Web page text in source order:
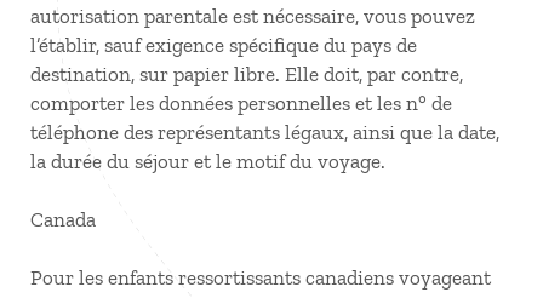
autorisation parentale est nécessaire, vous pouvez
l’établir, sauf exigence spécifique du pays de
destination, sur papier libre. Elle doit, par contre,
comporter les données personnelles et les n° de
téléphone des représentants légaux, ainsi que la date,
la durée du séjour et le motif du voyage.
Canada
Pour les enfants ressortissants canadiens voyageant